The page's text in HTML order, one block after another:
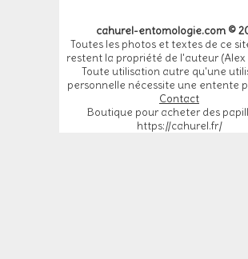
cahurel-entomologie.com ©
Toutes les photos et textes de ce
restent la propriété de l'auteur (Alex
Toute utilisation autre qu'une
personnelle nécessite une entente
Contact
Boutique pour acheter des
https://cahurel.fr/